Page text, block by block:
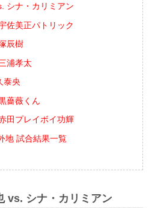
シナ・カリミアン
佐美正パトリック
辰樹
浦孝太
泰央
薔薇くん
田プレイボイ功輝
地 試合結果一覧
vs. シナ・カリミアン